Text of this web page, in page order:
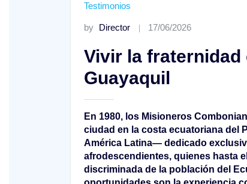
Testimonios
by Director 17/06/2026
Vivir la fraternidad
Guayaquil
En 1980, los Misioneros
ciudad en la costa ecuatoriana del
América Latina— dedicado
afrodescendientes, quienes hasta
discriminada de la población del